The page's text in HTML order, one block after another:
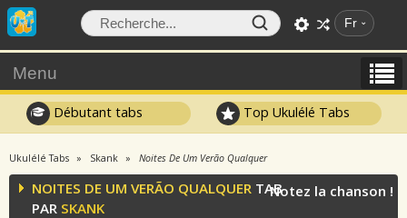
Fr
Menu
Débutant tabs Top Ukulélé Tabs
Ukulélé Tabs Skank Noites De Um Verão Qualquer
NOITES DE UM VERÃO QUALQUER TAB
PAR SKANK
Notez la chanson !